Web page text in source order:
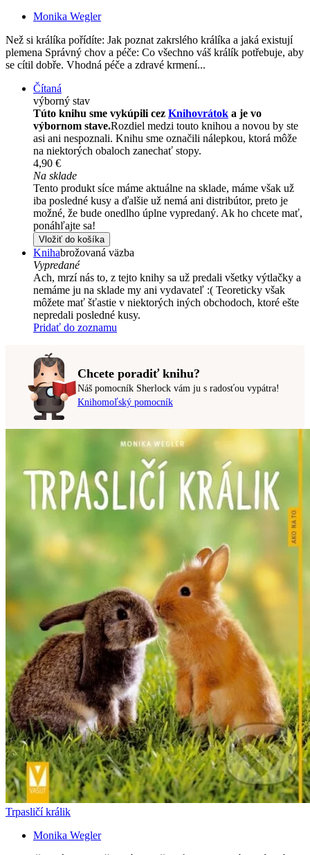
Monika Wegler
Než si králíka pořídíte: Jak poznat zakrslého králíka a jaká existují
plemena Správný chov a péče: Co všechno váš králík potřebuje, aby
se cítil dobře. Vhodná péče a zdravé krmení...
Čítaná
výborný stav
Túto knihu sme vykúpili cez Knihovrátok a je vo
výbornom stave.Rozdiel medzi touto knihou a novou by ste
asi ani nespoznali. Knihu sme označili nálepkou, ktorá môže
na niektorých obaloch zanechať stopy.
4,90 €
Na sklade
Tento produkt síce máme aktuálne na sklade, máme však už
iba posledné kusy a ďalšie už nemá ani distribútor, preto je
možné, že bude onedlho úplne vypredaný. Ak ho chcete mať,
ponáhľajte sa!
Vložiť do košíka
Knihabrožovaná väzba
Vypredané
Ach, mrzí nás to, z tejto knihy sa už predali všetky výtlačky a
nemáme ju na sklade my ani vydavateľ :( Teoreticky však
môžete mať šťastie v niektorých iných obchodoch, ktoré ešte
nepredali posledné kusy.
Pridať do zoznamu
Chcete poradiť knihu?
Náš pomocník Sherlock vám ju s radosťou vypátra!
Knihomoľský pomocník
Trpasličí králik
Monika Wegler